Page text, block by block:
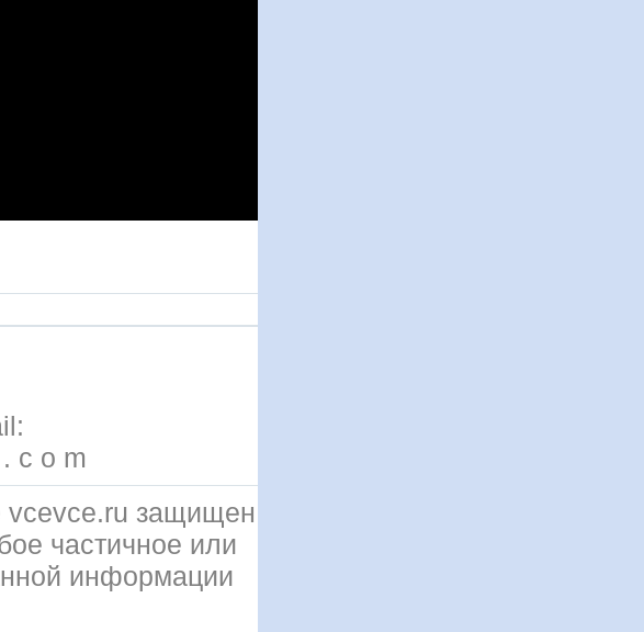
c o m
vcevce.ru защищен
частичное или
информации